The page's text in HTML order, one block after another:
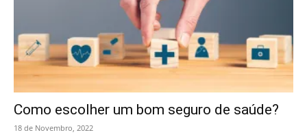
Como escolher um bom seguro de saúde?
18 de Novembro, 2022